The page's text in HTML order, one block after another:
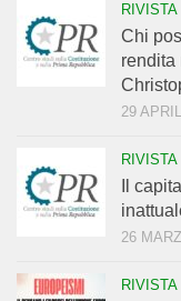
RIVISTA
Chi
rendita
29
RIVISTA
Il
26
RIVISTA